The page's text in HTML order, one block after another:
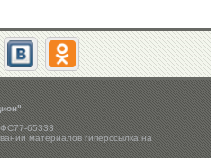
65333
материалов гиперссылка на